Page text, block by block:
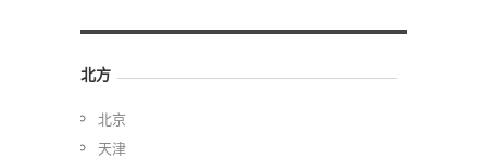
北方
北京
天津